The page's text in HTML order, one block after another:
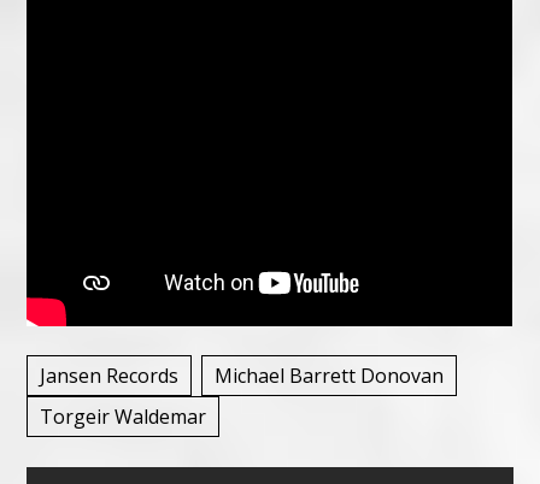
Jansen Records
Michael Barrett Donovan
Torgeir Waldemar